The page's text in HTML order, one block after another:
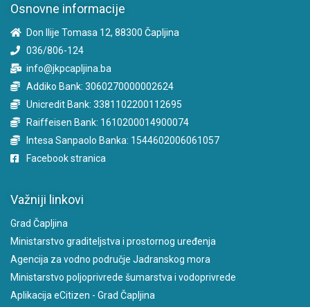
Osnovne informacije
Don Ilije Tomasa 12, 88300 Čapljina
036/806-124
info@jkpcapljina.ba
Addiko Bank: 3060270000002624
Unicredit Bank: 3381102200112695
Raiffeisen Bank: 1610200014900074
Intesa Sanpaolo Banka: 1544602006061057
Facebook stranica
Važniji linkovi
Grad Čapljina
Ministarstvo graditeljstva i prostornog uređenja
Agencija za vodno područje Jadranskog mora
Ministarstvo poljoprivrede šumarstva i vodoprivrede
Aplikacija eCitizen - Grad Čapljina